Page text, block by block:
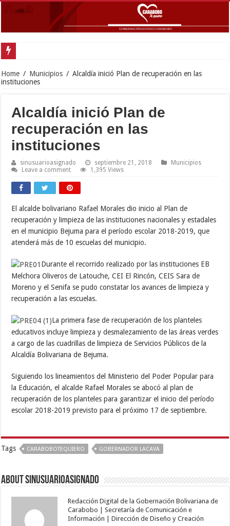
Home / Municipios / Alcaldía inició Plan de recuperación en las
instituciones
Alcaldía inició Plan de
recuperación en las
instituciones
sinusuarioasignado septiembre 21, 2018
Municipios
Leave a comment
1,395 Views
El alcalde bolivariano Rafael Morales dio inicio al Plan de
recuperación y limpieza de las instituciones nacionales y estadales
en el municipio Bejuma para el período escolar 2018-2019, que
atenderá más de 10 escuelas del municipio.
Durante el recorrido realizado por las instituciones EB
Melchora Oliveros de Latouche, CEI El Rincón, CEIS Sara de
Moreno y el Senifa se pudo constatar los avances de limpieza y
recuperación a las escuelas.
La primera fase de recuperación de los planteles
educativos incluye limpieza y desmalezamiento de las áreas verdes
a cargo de las cuadrillas de limpieza de Servicios Públicos de la
Alcaldía Bolivariana de Bejuma.
Siguiendo los lineamientos del Ministerio del Poder Popular para
la Educación, el alcalde Rafael Morales se abocó al plan de
recuperación de los planteles para garantizar el inicio del período
escolar 2018-2019 previsto para el próximo 17 de septiembre.
Tags CARABOBOTEQUIERO GOBERNADOR LACAVA
About sinusuarioasignado
Redacción Digital de la Gobernación Bolivariana de
Carabobo | Secretaría de Comunicación e
Información | Dirección de Diseño y Creación